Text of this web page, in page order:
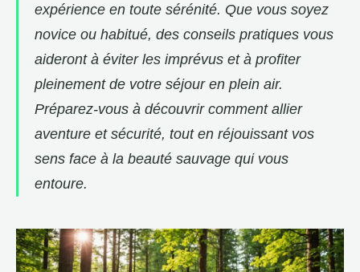
expérience en toute sérénité. Que vous soyez
novice ou habitué, des conseils pratiques vous
aideront à éviter les imprévus et à profiter
pleinement de votre séjour en plein air.
Préparez-vous à découvrir comment allier
aventure et sécurité, tout en réjouissant vos
sens face à la beauté sauvage qui vous
entoure.